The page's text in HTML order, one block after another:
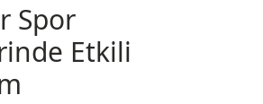
Spor
Etkili